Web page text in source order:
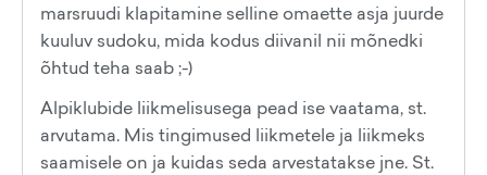
marsruudi klapitamine selline omaette asja juurde
kuuluv sudoku, mida kodus diivanil nii mõnedki
õhtud teha saab ;-)
Alpiklubide liikmelisusega pead ise vaatama, st.
arvutama. Mis tingimused liikmetele ja liikmeks
saamisele on ja kuidas seda arvestatakse jne. St.